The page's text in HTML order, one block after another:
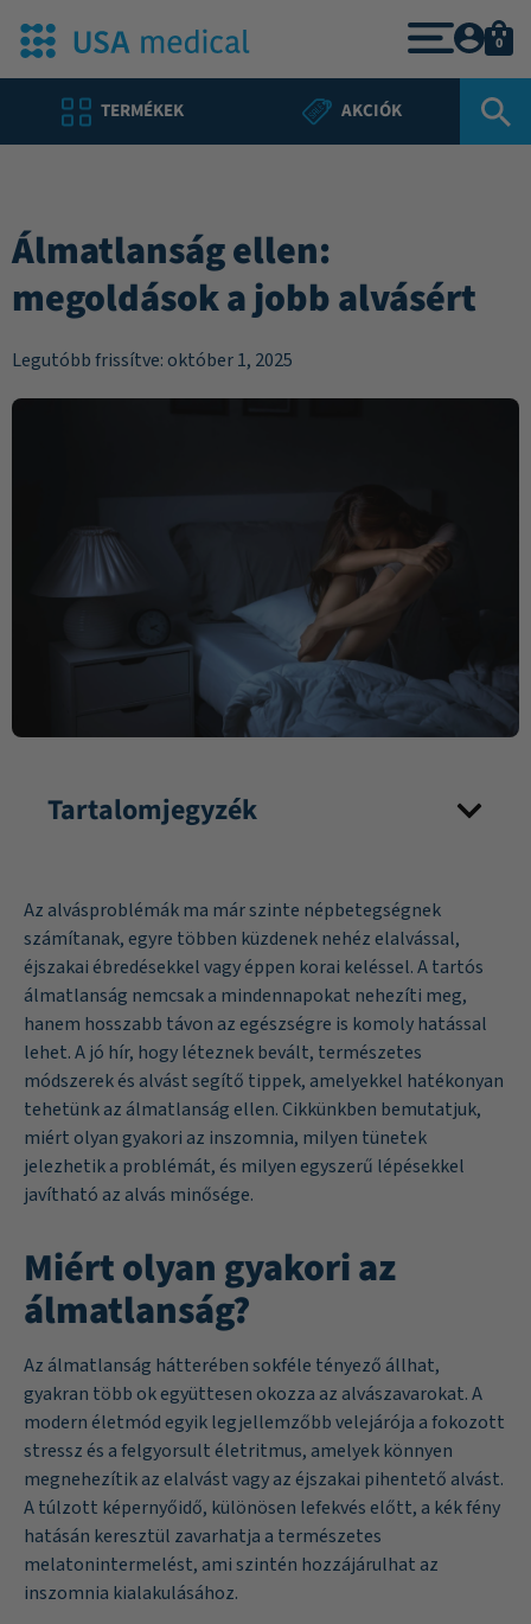
TERMÉKEK AKCIÓK
0
Álmatlanság ellen:
megoldások a jobb alvásért
Legutóbb frissítve: október 1, 2025
Tartalomjegyzék
Az alvásproblémák ma már szinte népbetegségnek
számítanak, egyre többen küzdenek nehéz elalvással,
éjszakai ébredésekkel vagy éppen korai keléssel. A tartós
álmatlanság nemcsak a mindennapokat nehezíti meg,
hanem hosszabb távon az egészségre is komoly hatással
lehet. A jó hír, hogy léteznek bevált, természetes
módszerek és alvást segítő tippek, amelyekkel hatékonyan
tehetünk az álmatlanság ellen. Cikkünkben bemutatjuk,
miért olyan gyakori az inszomnia, milyen tünetek
jelezhetik a problémát, és milyen egyszerű lépésekkel
javítható az alvás minősége.
Miért olyan gyakori az
álmatlanság?
Az álmatlanság hátterében sokféle tényező állhat,
gyakran több ok együttesen okozza az alvászavarokat. A
modern életmód egyik legjellemzőbb velejárója a fokozott
stressz és a felgyorsult életritmus, amelyek könnyen
megnehezítik az elalvást vagy az éjszakai pihentető alvást.
A túlzott képernyőidő, különösen lefekvés előtt, a kék fény
hatásán keresztül zavarhatja a természetes
melatonintermelést, ami szintén hozzájárulhat az
inszomnia kialakulásához.